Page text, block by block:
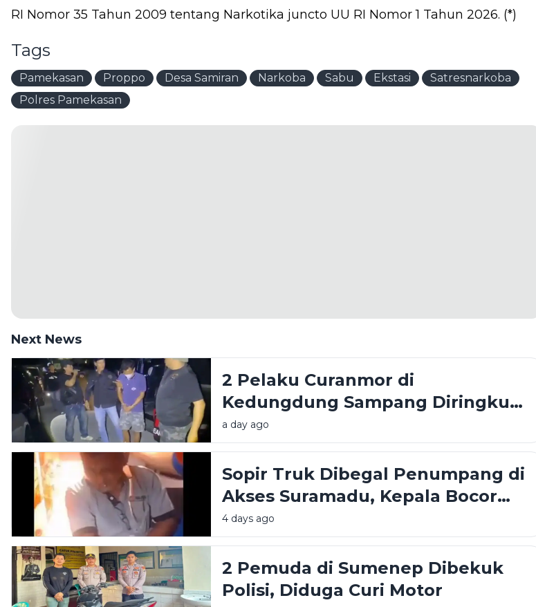
RI Nomor 35 Tahun 2009 tentang Narkotika juncto UU RI Nomor 1 Tahun 2026. (*)
Tags
Pamekasan Proppo Desa Samiran Narkoba Sabu Ekstasi
Satresnarkoba
Polres Pamekasan
Next News
2 Pelaku Curanmor di
Kedungdung Sampang Diringkus
Polisi
a day ago
Sopir Truk Dibegal Penumpang di
Akses Suramadu, Kepala Bocor
Dibacok Sajam
4 days ago
2 Pemuda di Sumenep Dibekuk
Polisi, Diduga Curi Motor